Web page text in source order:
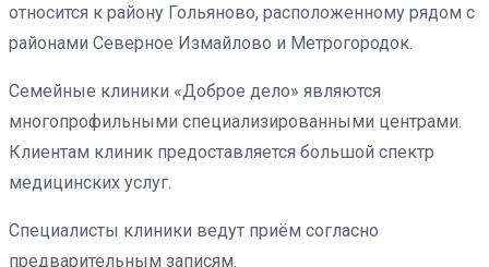
относится к району Гольяново, расположенному рядом с
районами Северное Измайлово и Метрогородок.
Семейные клиники «Доброе дело» являются
многопрофильными специализированными центрами.
Клиентам клиник предоставляется большой спектр
медицинских услуг.
Специалисты клиники ведут приём согласно
предварительным записям.